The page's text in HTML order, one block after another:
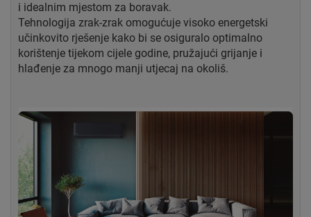
i idealnim mjestom za boravak.
Tehnologija zrak-zrak omogućuje visoko energetski
učinkovito rješenje kako bi se osiguralo optimalno
korištenje tijekom cijele godine, pružajući grijanje i
hlađenje za mnogo manji utjecaj na okoliš.